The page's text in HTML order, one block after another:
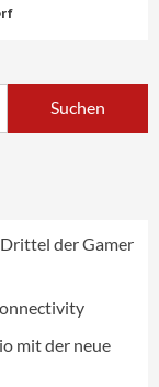
der Gamer
mit der neue
und prägt